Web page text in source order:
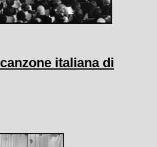
italiana di